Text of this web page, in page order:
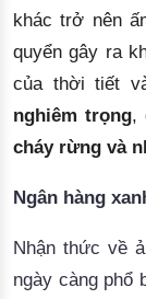
khác trở nên
quyển gây ra
nghiêm trọng,
cháy rừng và
Ngân hàng
Nhận thức về
ngày càng phổ